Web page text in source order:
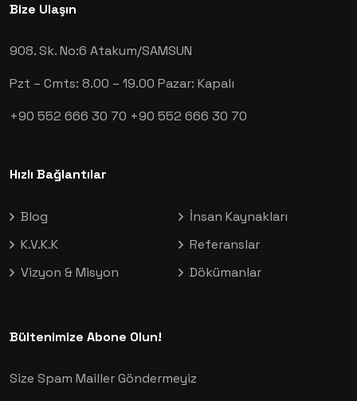
Bize Ulaşın
908. Sk. No:6 Atakum/SAMSUN
Pzt – Cmts: 8.00 – 19.00 Pazar: Kapalı
+90 552 666 30 70 +90 552 666 30 70
Hızlı Bağlantılar
Blog
İnsan Kaynakları
K.V.K.K
Referanslar
Vizyon & Misyon
Dökümanlar
Bültenimize Abone Olun!
Size Spam Mailler Göndermeyiz